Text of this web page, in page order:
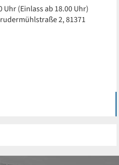
Uhr (Einlass ab 18.00 Uhr)
2, 81371